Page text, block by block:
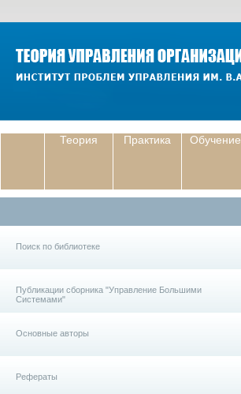
Теория Практика Обучение
Поиск по библиотеке
Публикации сборника "Управление Большими
Системами"
Основные авторы
Рефераты